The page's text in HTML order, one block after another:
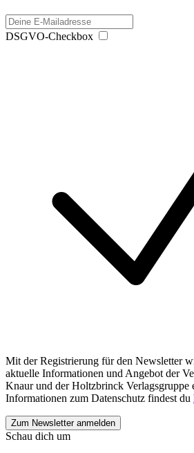
DSGVO-Checkbox
Mit der Registrierung für den Newsletter
aktuelle Informationen und Angebot der
Knaur und der Holtzbrinck Verlagsgruppe
Informationen zum Datenschutz findest du
Schau dich um